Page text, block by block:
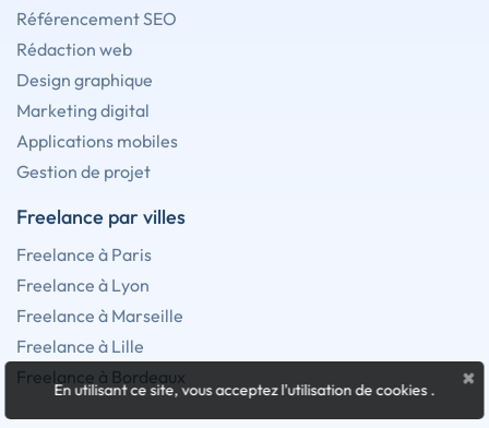
Référencement SEO
Rédaction web
Design graphique
Marketing digital
Applications mobiles
Gestion de projet
Freelance par villes
Freelance à Paris
Freelance à Lyon
Freelance à Marseille
Freelance à Lille
Freelance à Bordeaux
×
En utilisant ce site, vous acceptez l'utilisation de cookies.